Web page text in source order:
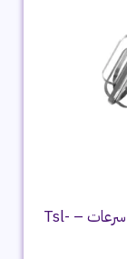
مضرب بيض تيسلا الكهربائي، 300 وات، 5 سرعات – Tsl-